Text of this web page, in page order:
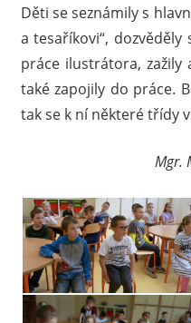
Děti se seznámily s
a tesaříkovi“,
práce ilustrátora, zažily
také zapojily do práce.
tak se k ní některé třídy
Mgr.